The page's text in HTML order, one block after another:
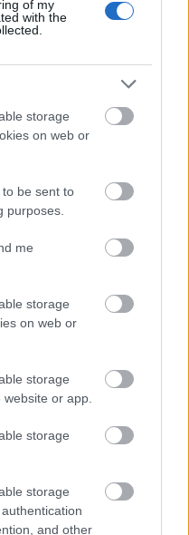
of my
with the
storage
on web or
be sent to
purposes.
me
storage
on web or
storage
or app.
storage
storage
and other
termeléssel
rendszert a
160-180 fokos aszfalt